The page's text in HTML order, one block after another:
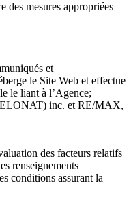
des mesures appropriées
et
le Site Web et effectue
le liant à l’Agence;
inc. et RE/MAX,
des facteurs relatifs
renseignements
conditions assurant la